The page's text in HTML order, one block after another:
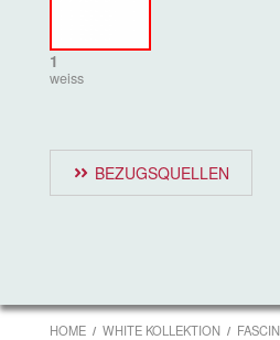
1
weiss
BEZUGSQUELLEN
HOME WHITE KOLLEKTION